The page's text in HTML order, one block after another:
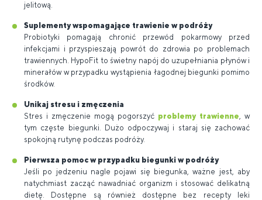
jelitową.
Suplementy wspomagające trawienie w podróży
Probiotyki pomagają chronić przewód pokarmowy przed
infekcjami i przyspieszają powrót do zdrowia po problemach
trawiennych. HypoFit to świetny napój do uzupełniania płynów i
minerałów w przypadku wystąpienia łagodnej biegunki pomimo
środków.
Unikaj stresu i zmęczenia
Stres i zmęczenie mogą pogorszyć problemy trawienne, w
tym częste biegunki. Dużo odpoczywaj i staraj się zachować
spokojną rutynę podczas podróży.
Pierwsza pomoc w przypadku biegunki w podróży
Jeśli po jedzeniu nagle pojawi się biegunka, ważne jest, aby
natychmiast zacząć nawadniać organizm i stosować delikatną
dietę. Dostępne są również dostępne bez recepty leki